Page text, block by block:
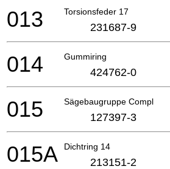
Torsionsfeder 17
013 231687-9
Gummiring
014 424762-0
Sägebaugruppe Compl
015 127397-3
Dichtring 14
015A 213151-2